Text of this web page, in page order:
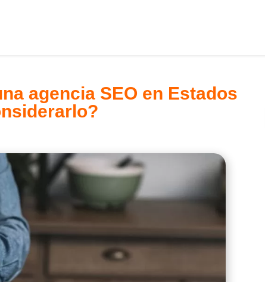
agencia SEO en Estados